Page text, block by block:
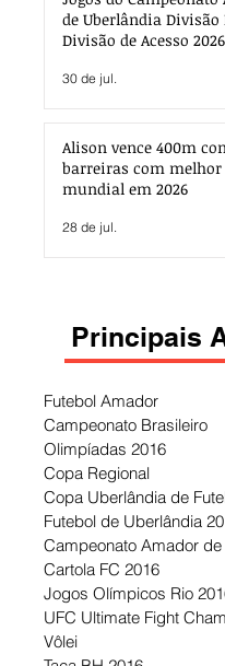
de Uberlândia Divisão
Divisão de Acesso 2026
30 de jul.
Alison vence 400m
barreiras com
mundial em 2026
28 de jul.
Principais
Futebol Amador
Campeonato Brasileiro
Olimpíadas 2016
Copa Regional
Copa Uberlândia de
Futebol de Uberlândia
Campeonato Amador
Cartola FC 2016
Jogos Olímpicos Rio
UFC Ultimate Fight
Vôlei